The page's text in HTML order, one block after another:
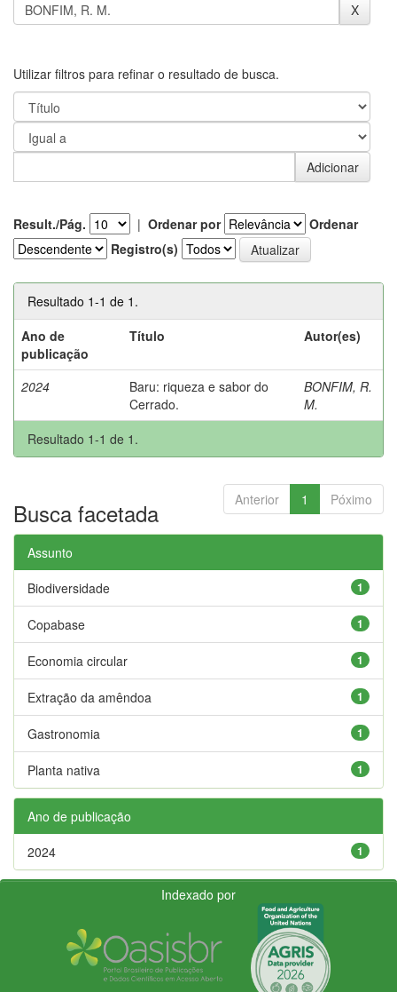
Utilizar filtros para refinar o resultado de busca.
Result./Pág. | Ordenar por
Ordenar
Registro(s)
Resultado 1-1 de 1.
Ano de
publicação
Título Autor(es)
2024
Baru: riqueza e sabor do
Cerrado.
BONFIM, R.
M.
Resultado 1-1 de 1.
Anterior 1 Póximo
Busca facetada
Assunto
1
Biodiversidade
1
Copabase
1
Economia circular
1
Extração da amêndoa
1
Gastronomia
1
Planta nativa
Ano de publicação
1
2024
Indexado por